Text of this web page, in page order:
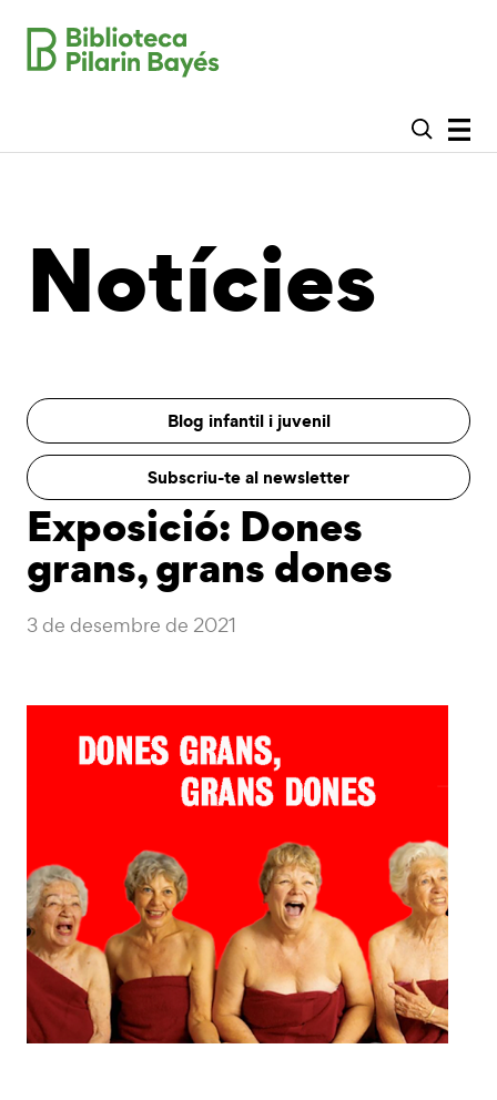
Notícies
Blog infantil i juvenil
Subscriu-te al newsletter
Exposició: Dones
grans, grans dones
3 de desembre de 2021